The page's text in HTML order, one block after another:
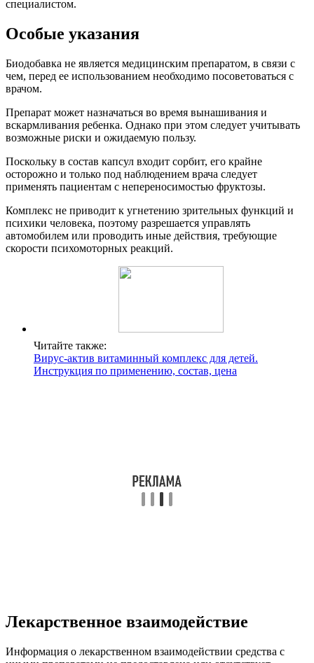
специалистом.
Особые указания
Биодобавка не является медицинским препаратом, в связи с
чем, перед ее использованием необходимо посоветоваться с
врачом.
Препарат может назначаться во время вынашивания и
вскармливания ребенка. Однако при этом следует учитывать
возможные риски и ожидаемую пользу.
Поскольку в состав капсул входит сорбит, его крайне
осторожно и только под наблюдением врача следует
применять пациентам с непереносимостью фруктозы.
Комплекс не приводит к угнетению зрительных функций и
психики человека, поэтому разрешается управлять
автомобилем или проводить иные действия, требующие
скорости психомоторных реакций.
Читайте также:
Вирус-актив витаминный комплекс для детей.
Инструкция по применению, состав, цена
Лекарственное взаимодействие
Информация о лекарственном взаимодействии средства с